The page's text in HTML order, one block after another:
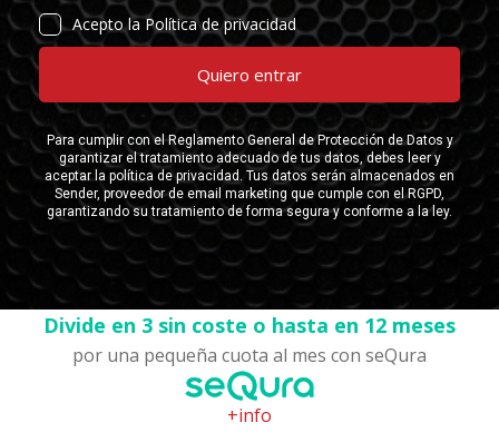
Divide en 3 sin coste o hasta en 12 meses
por una pequeña cuota al mes con seQura
+info